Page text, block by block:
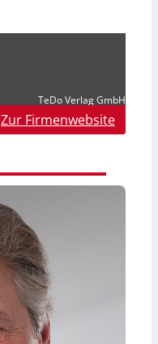
TeDo Verlag GmbH
Zur Firmenwebsite